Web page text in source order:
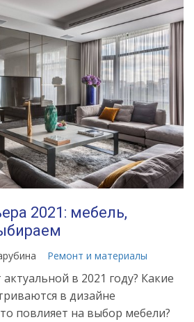
2021: мебель,
Ремонт и материалы
в 2021 году? Какие
в дизайне
повлияет на выбор мебели?